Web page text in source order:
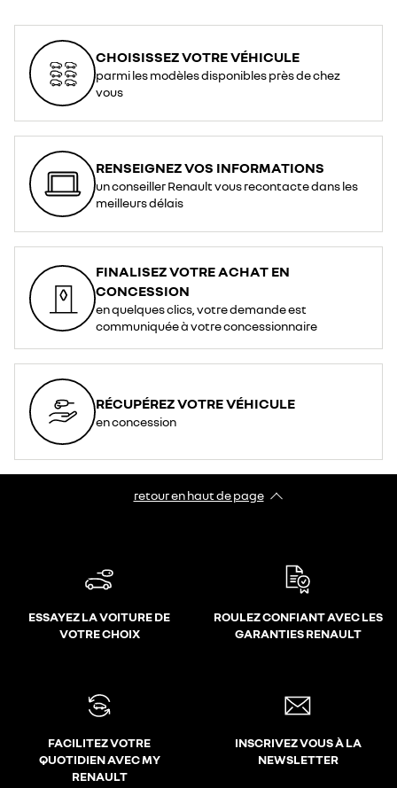
CHOISISSEZ VOTRE VÉHICULE
parmi les modèles disponibles près de chez
vous
RENSEIGNEZ VOS INFORMATIONS
un conseiller Renault vous recontacte dans les
meilleurs délais
FINALISEZ VOTRE ACHAT EN
CONCESSION
en quelques clics, votre demande est
communiquée à votre concessionnaire
RÉCUPÉREZ VOTRE VÉHICULE
en concession
retour en haut de page​
ESSAYEZ LA VOITURE DE
VOTRE CHOIX
ROULEZ CONFIANT AVEC LES
GARANTIES RENAULT
FACILITEZ VOTRE
QUOTIDIEN AVEC MY
RENAULT
INSCRIVEZ VOUS À LA
NEWSLETTER